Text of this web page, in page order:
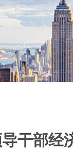
干部经